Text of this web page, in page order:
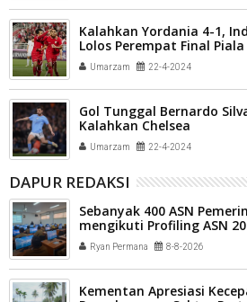
Kalahkan Yordania 4-1,
Lolos Perempat Final Piala
Umarzam 22-4-2024
Gol Tunggal Bernardo
Kalahkan Chelsea
Umarzam 22-4-2024
DAPUR REDAKSI
Sebanyak 400 ASN
mengikuti Profiling ASN
Ryan Permana 8-8-2026
Kementan Apresiasi